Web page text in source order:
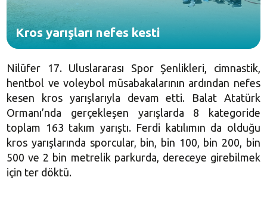
Kros yarışları nefes kesti
Nilüfer 17. Uluslararası Spor Şenlikleri, cimnastik,
hentbol ve voleybol müsabakalarının ardından nefes
kesen kros yarışlarıyla devam etti. Balat Atatürk
Ormanı’nda gerçekleşen yarışlarda 8 kategoride
toplam 163 takım yarıştı. Ferdi katılımın da olduğu
kros yarışlarında sporcular, bin, bin 100, bin 200, bin
500 ve 2 bin metrelik parkurda, dereceye girebilmek
için ter döktü.